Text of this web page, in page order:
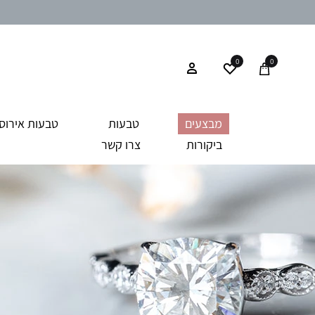
0
0
מבצעים טבעות טבעות
ביקורות
צרו קשר